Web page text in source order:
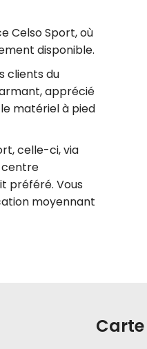
Celso Sport, où
disponible.
clients du
apprécié
matériel à pied
celle-ci, via
centre
préféré. Vous
moyennant
Carte